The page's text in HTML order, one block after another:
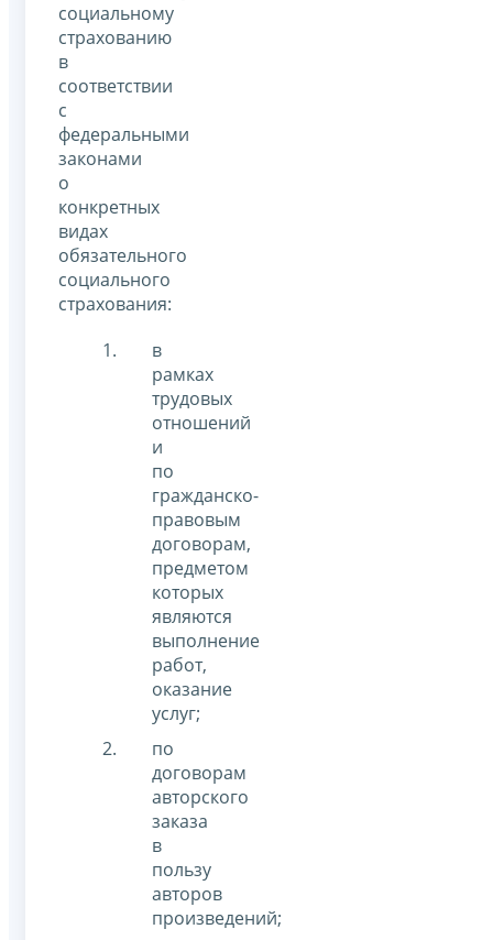
социальному
страхованию
в
соответствии
с
федеральными
законами
о
конкретных
видах
обязательного
социального
страхования:
в
рамках
трудовых
отношений
и
по
гражданско-
правовым
договорам,
предметом
которых
являются
выполнение
работ,
оказание
услуг;
по
договорам
авторского
заказа
в
пользу
авторов
произведений;